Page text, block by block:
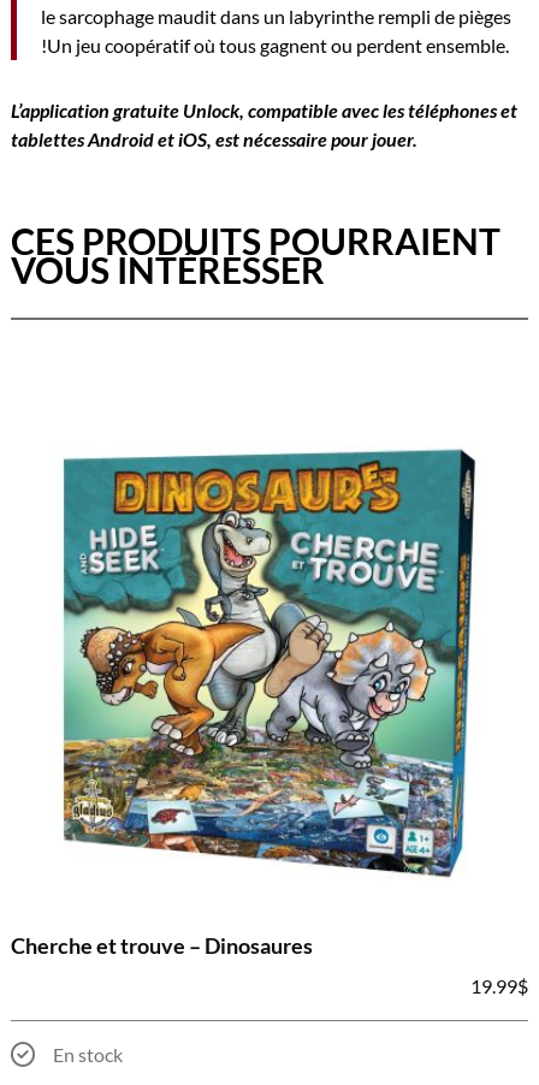
le sarcophage maudit dans un labyrinthe rempli de pièges
!Un jeu coopératif où tous gagnent ou perdent ensemble.
L’application gratuite Unlock, compatible avec les téléphones et
tablettes Android et iOS, est nécessaire pour jouer.
CES PRODUITS POURRAIENT
VOUS INTÉRESSER
Cherche et trouve – Dinosaures
19.99$
En stock